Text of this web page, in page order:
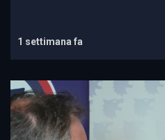
1 settimana fa